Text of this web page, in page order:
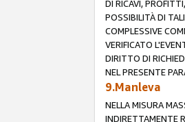
DI RICAVI,
POSSIBILITÀ DI
COMPLESSIVE
VERIFICATO
DIRITTO DI
NEL PRESENTE
9.Manleva
NELLA MISURA
INDIRETTAMENTE